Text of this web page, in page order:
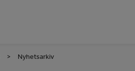
> Nyhetsarkiv